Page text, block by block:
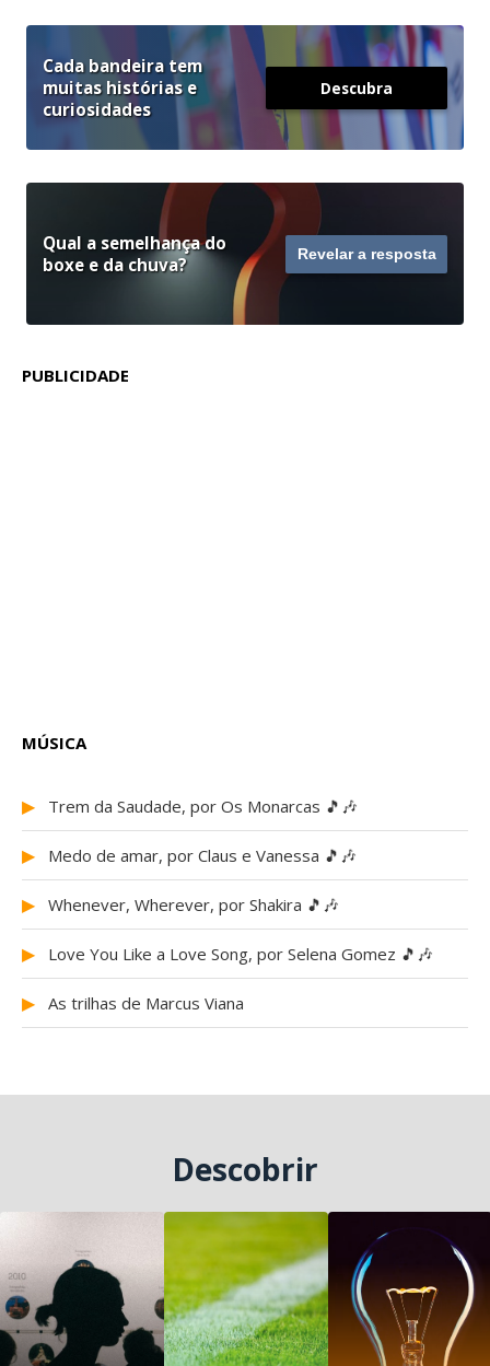
Cada bandeira tem
muitas histórias e
curiosidades
Descubra
Qual a semelhança do
boxe e da chuva?
Revelar a resposta
PUBLICIDADE
MÚSICA
▶ Trem da Saudade, por Os Monarcas 🎵🎶
▶ Medo de amar, por Claus e Vanessa 🎵🎶
▶ Whenever, Wherever, por Shakira 🎵🎶
▶ Love You Like a Love Song, por Selena Gomez 🎵🎶
▶ As trilhas de Marcus Viana
Descobrir